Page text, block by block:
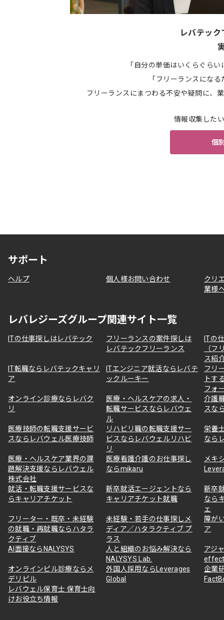
レバテッ
「自分の単価はいくらぐら
「フリーランスにな
フリーランスにまつわる不安や疑問に、
情報収集した
個
サポート
ヘルプ 個人様お問い合わせ
クリ
業様
レバレジーズグループ関連サイト一覧
ITの仕事探しはレバテック
フリーランスの案件探しは
レバテックフリーランス
ITの
（フ
ス紹
IT転職ならレバテックキャリ
ア
ITエンジニア就活ならレバテ
ックルーキー
フリ
トす
フォ
オンライン診療ならレバク
リ
医療・ヘルスケアの求人・
転職サービスならレバウェ
ル
介護
スな
医療技師の転職支援サービ
スならレバウェル医療技師
リハビリ職の転職支援サー
ビスならレバウェルリハビ
リ
栄養
なら
医療・ヘルスケア業界の課
題解決支援ならレバウェル
株式会社
医療看護介護のお仕事探し
ならmikaru
メキ
就活・転職支援サービスな
らキャリアチケット
新卒就活エージェントなら
キャリアチケット就職
新卒
なら
ェ
フリーター・既卒・未経験
の就職・再就職ならハタラ
クティブ
未経験・若手の仕事探しメ
ディア／ハタラクティブ プ
ラス
障が
ア
AI面接ならNALYSYS
人と組織のお悩み解決なら
NALYSYS Lab.
アジ
オンラインピル診療ならメ
デリピル
外国人採用ならLeverages
Global
企業
レバウェル保育士 保育士向
けお役立ち情報